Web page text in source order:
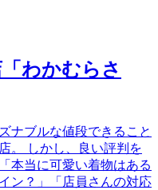
わかむらさ
ナブルな値段できること
。 しかし、良い評判を
本当に可愛い着物はある
ン？」「店員さんの対応